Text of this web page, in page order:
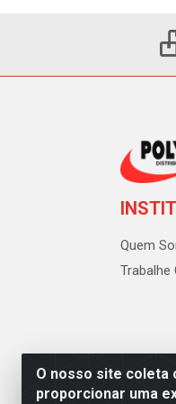
O nosso site
proporcionar uma
Quem